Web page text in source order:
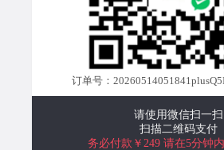
订单号：
请使用微信扫一扫
扫描二维码支付
务必付款￥249 请在5分钟